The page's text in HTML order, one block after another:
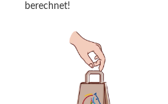
berechnet!